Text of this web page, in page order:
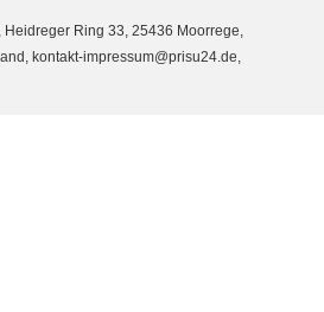
Ring 33, 25436 Moorrege,
kontakt-impressum@prisu24.de,